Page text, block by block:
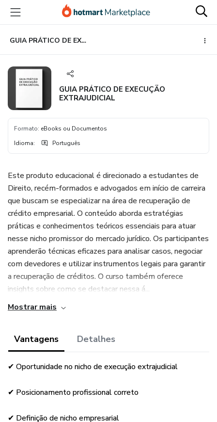
para
conteúdo
principal
para
pagamento
para
rodapé
GUIA PRÁTICO DE EXECUÇÃO EXTRAJUDICIAL
GUIA PRÁTICO DE EXECUÇÃO
EXTRAJUDICIAL
Formato: eBooks ou Documentos
Idioma: Português
Este produto educacional é direcionado a estudantes de
Direito, recém-formados e advogados em início de carreira
que buscam se especializar na área de recuperação de
crédito empresarial. O conteúdo aborda estratégias
práticas e conhecimentos teóricos essenciais para atuar
nesse nicho promissor do mercado jurídico. Os participantes
aprenderão técnicas eficazes para analisar casos, negociar
com devedores e utilizar instrumentos legais para garantir
a recuperação de créditos. O curso também oferece
insights sobre como se destacar nessa á...
Mostrar mais
Vantagens Detalhes
✔ Oportunidade no nicho de execução extrajudicial
✔ Posicionamento profissional correto
✔ Definição de nicho empresarial